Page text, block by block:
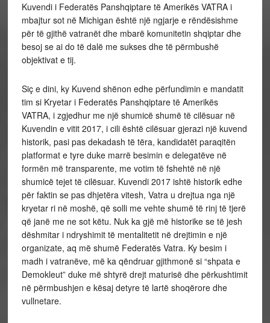
Kuvendi i Federatës Panshqiptare të Amerikës VATRA i
mbajtur sot në Michigan është një ngjarje e rëndësishme
për të gjithë vatranët dhe mbarë komunitetin shqiptar dhe
besoj se ai do të dalë me sukses dhe të përmbushë
objektivat e tij.
Siç e dini, ky Kuvend shënon edhe përfundimin e mandatit
tim si Kryetar i Federatës Panshqiptare të Amerikës
VATRA, i zgjedhur me një shumicë shumë të cilësuar në
Kuvendin e vitit 2017, i cili është cilësuar gjerazi një kuvend
historik, pasi pas dekadash të tëra, kandidatët paraqitën
platformat e tyre duke marrë besimin e delegatëve në
formën më transparente, me votim të fshehtë në një
shumicë tejet të cilësuar. Kuvendi 2017 ishtë historik edhe
për faktin se pas dhjetëra vitesh, Vatra u drejtua nga një
kryetar ri në moshë, që solli me vehte shumë të rinj të tjerë
që janë me ne sot këtu. Nuk ka gjë më historike se të jesh
dëshmitar i ndryshimit të mentalitetit në drejtimin e një
organizate, aq më shumë Federatës Vatra. Ky besim i
madh i vatranëve, më ka qëndruar gjithmonë si “shpata e
Demokleut” duke më shtyrë drejt maturisë dhe përkushtimit
në përmbushjen e kësaj detyre të lartë shoqërore dhe
vullnetare.